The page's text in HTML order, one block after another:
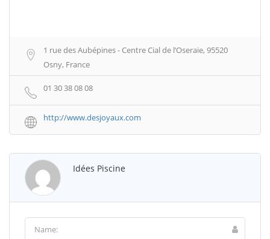
1 rue des Aubépines - Centre Cial de l’Oseraie, 95520
Osny, France
01 30 38 08 08
http://www.desjoyaux.com
Idées Piscine